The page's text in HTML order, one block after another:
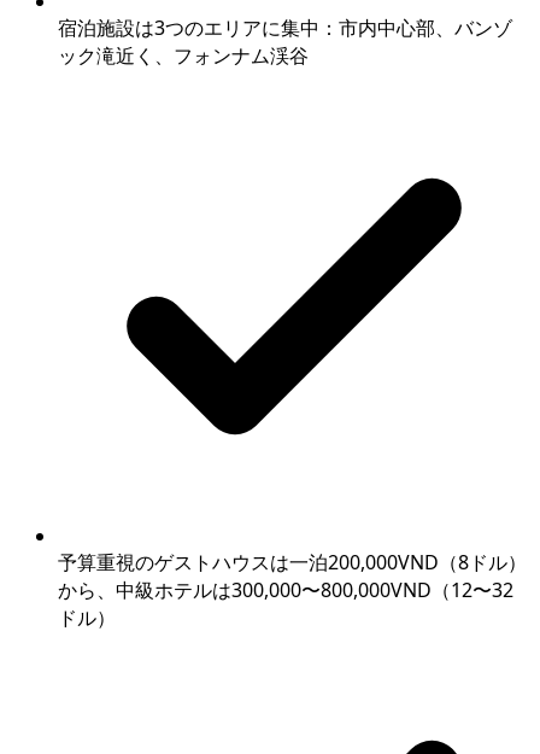
宿泊施設は3つのエリアに集中：市内中心部、バンゾ
ック滝近く、フォンナム渓谷
予算重視のゲストハウスは一泊200,000VND（8ドル）
から、中級ホテルは300,000〜800,000VND（12〜32
ドル）